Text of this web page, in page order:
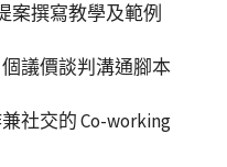
案撰寫教學及範例
議價談判溝通腳本
社交的 Co-working